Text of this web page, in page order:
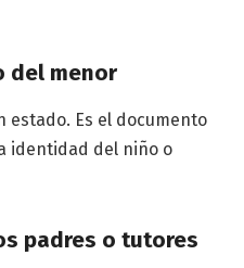
del menor
estado. Es el documento
identidad del niño o
padres o tutores